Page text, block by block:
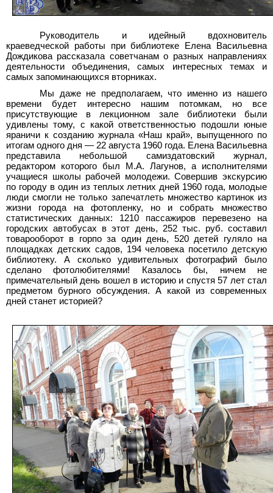
Руководитель и идейный вдохновитель
краеведческой работы при библиотеке Елена Васильевна
Дождикова рассказала советчанам о разных направлениях
деятельности объединения, самых интересных темах и
самых запоминающихся вторниках.
Мы даже не предполагаем, что именно из нашего
времени будет интересно нашим потомкам, но все
присутствующие в лекционном зале библиотеки были
удивлены тому, с какой ответственностью подошли юные
яраничи к созданию журнала «Наш край», выпущенного по
итогам одного дня — 22 августа 1960 года. Елена Васильевна
представила небольшой самиздатовский журнал,
редактором которого был М.А. Лагунов, а исполнителями
учащиеся школы рабочей молодежи. Совершив экскурсию
по городу в один из теплых летних дней 1960 года, молодые
люди смогли не только запечатлеть множество картинок из
жизни города на фотопленку, но и собрать множество
статистических данных: 1210 пассажиров перевезено на
городских автобусах в этот день, 252 тыс. руб. составил
товарооборот в горпо за один день, 520 детей гуляло на
площадках детских садов, 194 человека посетило детскую
библиотеку. А сколько удивительных фотографий было
сделано фотолюбителями! Казалось бы, ничем не
примечательный день вошел в историю и спустя 57 лет стал
предметом бурного обсуждения. А какой из современных
дней станет историей?